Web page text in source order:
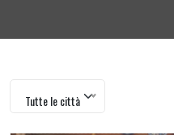
Tutte le città